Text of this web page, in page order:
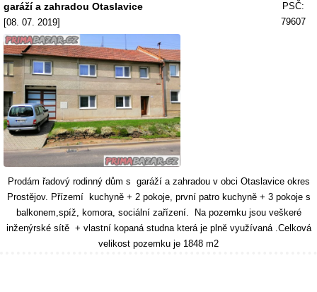
garáží a zahradou Otaslavice
[08. 07. 2019]
PSČ:
79607
Prodám řadový rodinný dům s garáží a zahradou v obci Otaslavice okres
Prostějov. Přízemí kuchyně + 2 pokoje, první patro kuchyně + 3 pokoje s
balkonem,spíž, komora, sociální zařízení. Na pozemku jsou veškeré
inženýrské sítě + vlastní kopaná studna která je plně využívaná .Celková
velikost pozemku je 1848 m2